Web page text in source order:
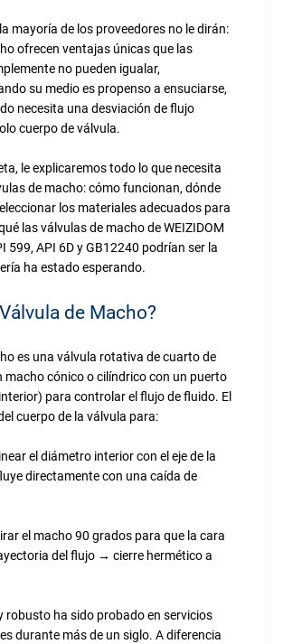
mayoría de los proveedores no le dirán:
ofrecen ventajas únicas que las
no pueden igualar,
su medio es propenso a ensuciarse,
necesita una desviación de flujo
cuerpo de válvula.
le explicaremos todo lo que necesita
de macho: cómo funcionan, dónde
los materiales adecuados para
las válvulas de macho de WEIZIDOM
599, API 6D y GB12240 podrían ser la
ha estado esperando.
de Macho?
es una válvula rotativa de cuarto de
macho cónico o cilíndrico con un puerto
para controlar el flujo de fluido. El
cuerpo de la válvula para:
el diámetro interior con el eje de la
directamente con una caída de
el macho 90 grados para que la cara
del flujo → cierre hermético a
robusto ha sido probado en servicios
durante más de un siglo. A diferencia